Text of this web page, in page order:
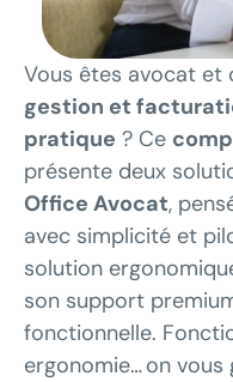
Vous êtes avocat et
gestion et
pratique ? Ce
présente deux
Office Avocat,
avec simplicité et
solution
son support
fonctionnelle.
ergonomie… on vous